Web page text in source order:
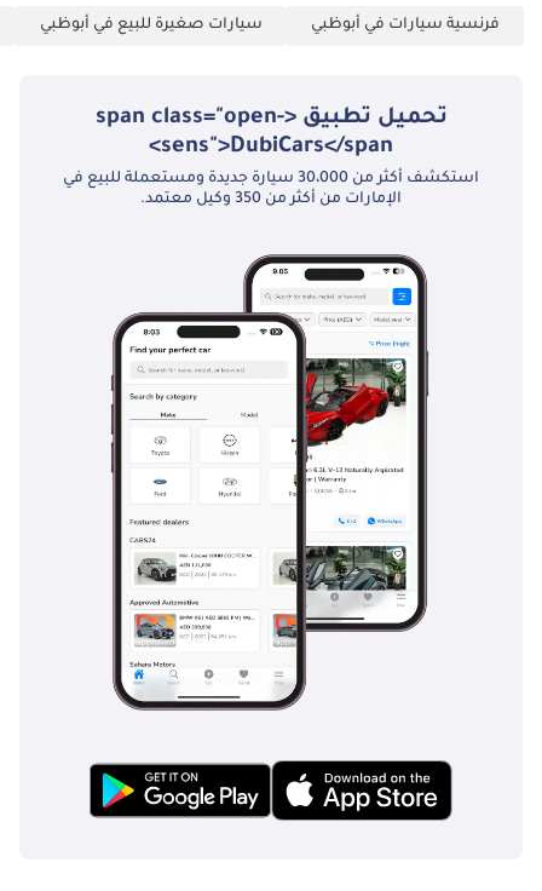
فرنسية سيارات في أبوظبي سيارات صغيرة للبيع في أبوظبي
تحميل تطبيق <span class="open-
sens">DubiCars</span>
استكشف أكثر من 30،000 سيارة جديدة ومستعملة للبيع في
الإمارات من أكثر من 350 وكيل معتمد.